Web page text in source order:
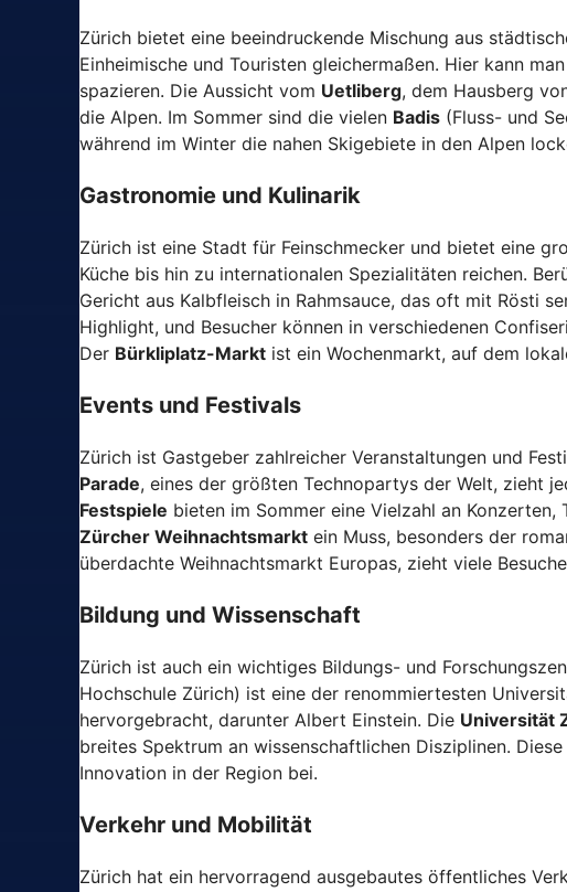
Zürich bietet eine beeindruckende Mischung aus
Einheimische und Touristen gleichermaßen. Hier kann
spazieren. Die Aussicht vom Uetliberg, dem Hausberg
die Alpen. Im Sommer sind die vielen Badis (Fluss- und
während im Winter die nahen Skigebiete in den Alpen
Gastronomie und Kulinarik
Zürich ist eine Stadt für Feinschmecker und bietet eine
Küche bis hin zu internationalen Spezialitäten reichen.
Gericht aus Kalbfleisch in Rahmsauce, das oft mit Rösti
Highlight, und Besucher können in verschiedenen
Der Bürkliplatz-Markt ist ein Wochenmarkt, auf dem
Events und Festivals
Zürich ist Gastgeber zahlreicher Veranstaltungen und
Parade, eines der größten Technopartys der Welt, zieht
Festspiele bieten im Sommer eine Vielzahl an
Zürcher Weihnachtsmarkt ein Muss, besonders der
überdachte Weihnachtsmarkt Europas, zieht viele
Bildung und Wissenschaft
Zürich ist auch ein wichtiges Bildungs- und
Hochschule Zürich) ist eine der renommiertesten
hervorgebracht, darunter Albert Einstein. Die Universität
breites Spektrum an wissenschaftlichen Disziplinen.
Innovation in der Region bei.
Verkehr und Mobilität
Zürich hat ein hervorragend ausgebautes öffentliches